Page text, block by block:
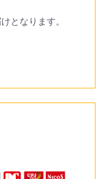
となります。